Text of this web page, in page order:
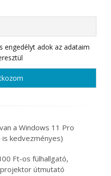
engedélyt adok az adataim
a Windows 11 Pro
kedvezményes)
Ft-os fülhallgató,
útmutató